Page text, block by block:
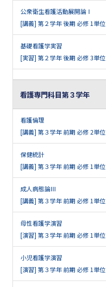
公衆衛生看護活動展開論Ⅰ
[講義] 第２学年 後期 必修 1単位
基礎看護学実習
[実習] 第２学年 後期 必修 3単位
看護専門科目第３学年
看護倫理
[講義] 第３学年 前期 必修 2単位
保健統計
[講義] 第３学年 前期 必修 1単位
成人病態論Ⅲ
[講義] 第３学年 前期 必修 1単位
母性看護学演習
[演習] 第３学年 前期 必修 1単位
小児看護学演習
[演習] 第３学年 前期 必修 1単位